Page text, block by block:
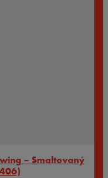
– Smaltovaný